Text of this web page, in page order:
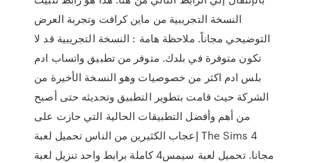
النسخة التجريبية من ماين كرافت وتجربة العرض
التوضيحي مجاناً. ملاحظة هامة : النسخة التجريبية قد لا
تكون متوفرة في بلدك. متوفر من تطبيق واتساب ادم
بلس ادم اكثر من خصوصيات وهو النسخة الأخيرة من
الشركة حيث قامت بتطوير التطبيق وتحديثه حتى أصبح
من أهم وأفضل التطبيقات الحالية التي حازت على
إعجاب الكثيرين من الناس تحميل لعبة The Sims 4
مجانا. تحميل لعبة سيمس4 كاملة برابط واحد تنزيل لعبة